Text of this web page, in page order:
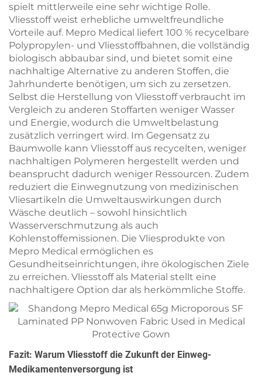
spielt mittlerweile eine sehr wichtige Rolle.
Vliesstoff weist erhebliche umweltfreundliche
Vorteile auf. Mepro Medical liefert 100 % recycelbare
Polypropylen- und Vliesstoffbahnen, die vollständig
biologisch abbaubar sind, und bietet somit eine
nachhaltige Alternative zu anderen Stoffen, die
Jahrhunderte benötigen, um sich zu zersetzen.
Selbst die Herstellung von Vliesstoff verbraucht im
Vergleich zu anderen Stoffarten weniger Wasser
und Energie, wodurch die Umweltbelastung
zusätzlich verringert wird. Im Gegensatz zu
Baumwolle kann Vliesstoff aus recycelten, weniger
nachhaltigen Polymeren hergestellt werden und
beansprucht dadurch weniger Ressourcen. Zudem
reduziert die Einwegnutzung von medizinischen
Vliesartikeln die Umweltauswirkungen durch
Wäsche deutlich – sowohl hinsichtlich
Wasserverschmutzung als auch
Kohlenstoffemissionen. Die Vliesprodukte von
Mepro Medical ermöglichen es
Gesundheitseinrichtungen, ihre ökologischen Ziele
zu erreichen. Vliesstoff als Material stellt eine
nachhaltigere Option dar als herkömmliche Stoffe.
Fazit: Warum Vliesstoff die Zukunft der Einweg-
Medikamentenversorgung ist